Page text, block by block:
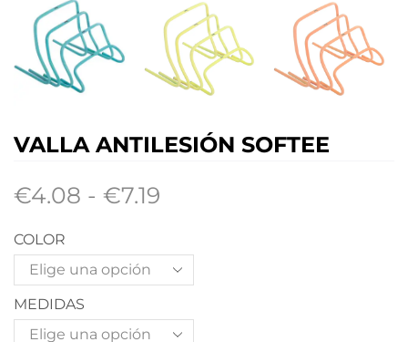
VALLA ANTILESIÓN SOFTEE
€4.08 - €7.19
COLOR
MEDIDAS